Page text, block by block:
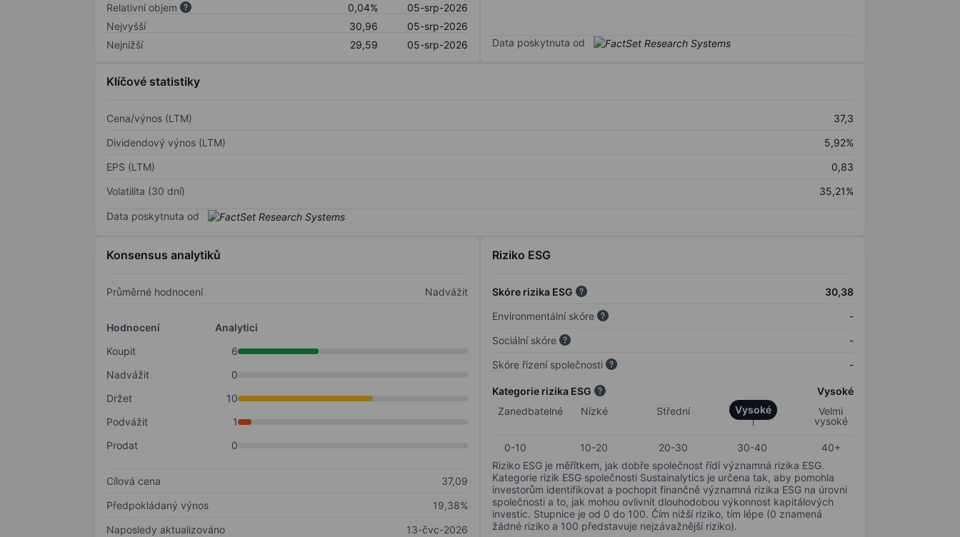
Relativní objem
0,04%
05-srp-2026
Nejvyšší
30,96
05-srp-2026
Nejnižší
29,59 05-srp-2026 Data poskytnuta od
Klíčové statistiky
Cena/výnos (LTM)
37,3
Dividendový výnos (LTM)
5,92%
EPS (LTM)
0,83
Volatilita (30 dní)
35,21%
Data poskytnuta od
Konsensus analytiků
Průměrné hodnocení Nadvážit
Hodnocení
Analytici
Koupit
6
Nadvážit
0
Držet
10
Podvážit
1
Prodat
0
Cílová cena
37,09
Předpokládaný výnos
19,38%
Naposledy aktualizováno
13-čvc-2026
Riziko ESG
Skóre rizika ESG
30,38
Environmentální skóre
-
Sociální skóre
-
Skóre řízení společnosti
-
Kategorie rizika ESG
Vysoké
Zanedbatelné
Nízké Střední Vysoké
Velmi
vysoké
0-10 10-20 20-30 30-40
40+
Riziko ESG je měřítkem, jak dobře společnost řídí významná rizika ESG.
Kategorie rizik ESG společnosti Sustainalytics je určena tak, aby pomohla
investorům identifikovat a pochopit finančně významná rizika ESG na úrovni
společnosti a to, jak mohou ovlivnit dlouhodobou výkonnost kapitálových
investic. Stupnice je od 0 do 100. Čím nižší riziko, tím lépe (0 znamená
žádné riziko a 100 představuje nejzávažnější riziko).